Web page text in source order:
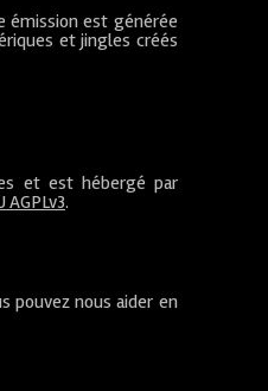
émission est générée
et jingles créés
et est hébergé par
AGPLv3.
pouvez nous aider en